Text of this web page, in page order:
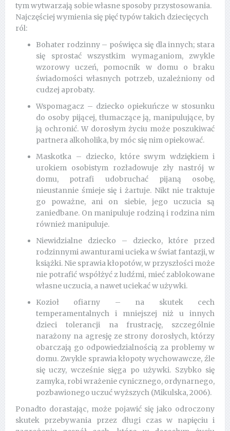
tym wytwarzają sobie własne sposoby przystosowania.
Najczęściej wymienia się pięć typów takich dziecięcych
ról:
Bohater rodzinny – poświęca się dla innych; stara
się sprostać wszystkim wymaganiom, zwykle
wzorowy uczeń, pomocnik w domu o braku
świadomości własnych potrzeb, uzależniony od
cudzej aprobaty.
Wspomagacz – dziecko opiekuńcze w stosunku
do osoby pijącej, tłumaczące ją, manipulujące, by
ją ochronić. W dorosłym życiu może poszukiwać
partnera alkoholika, by móc się nim opiekować.
Maskotka – dziecko, które swym wdziękiem i
urokiem osobistym rozładowuje zły nastrój w
domu, potrafi udobruchać pijaną osobę,
nieustannie śmieje się i żartuje. Nikt nie traktuje
go poważne, ani on siebie, jego uczucia są
zaniedbane. On manipuluje rodziną i rodzina nim
również manipuluje.
Niewidzialne dziecko – dziecko, które przed
rodzinnymi awanturami ucieka w świat fantazji, w
książki. Nie sprawia kłopotów, w przyszłości może
nie potrafić współżyć z ludźmi, mieć zablokowane
własne uczucia, a nawet uciekać w używki.
Kozioł ofiarny – na skutek cech
temperamentalnych i mniejszej niż u innych
dzieci tolerancji na frustrację, szczególnie
narażony na agresję ze strony dorosłych, którzy
obarczają go odpowiedzialnością za problemy w
domu. Zwykle sprawia kłopoty wychowawcze, źle
się uczy, wcześnie sięga po używki. Szybko się
zamyka, robi wrażenie cynicznego, ordynarnego,
pozbawionego uczuć wyższych (Mikulska, 2006).
Ponadto dorastając, może pojawić się jako odroczony
skutek przebywania przez długi czas w napięciu i